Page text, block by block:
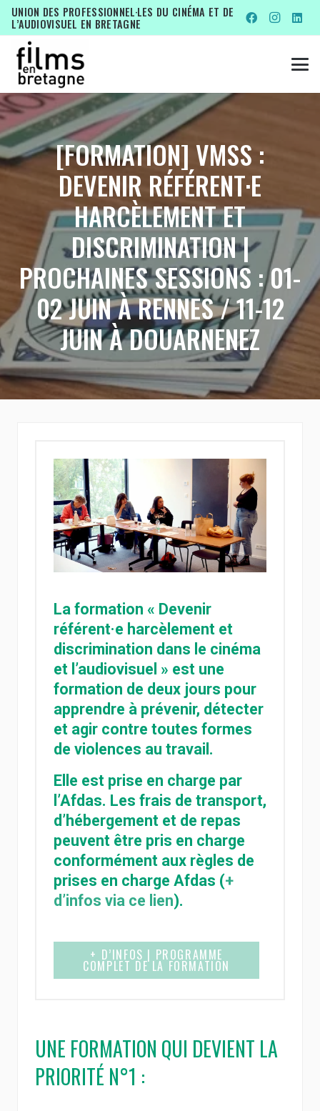
UNION DES PROFESSIONNEL·LES DU CINÉMA ET DE
L’AUDIOVISUEL EN BRETAGNE
[FORMATION] VMSS :
DEVENIR RÉFÉRENT·E
HARCÈLEMENT ET
DISCRIMINATION |
PROCHAINES SESSIONS : 01-
02 JUIN À RENNES / 11-12
JUIN À DOUARNENEZ
La formation « Devenir
référent·e harcèlement et
discrimination dans le cinéma
et l’audiovisuel » est une
formation de deux jours pour
apprendre à prévenir, détecter
et agir contre toutes formes
de violences au travail.
Elle est prise en charge par
l’Afdas. Les frais de transport,
d’hébergement et de repas
peuvent être pris en charge
conformément aux règles de
prises en charge Afdas (+
d’infos via ce lien).
+ D’INFOS | PROGRAMME
COMPLET DE LA FORMATION
UNE FORMATION QUI DEVIENT LA
PRIORITÉ N°1 :